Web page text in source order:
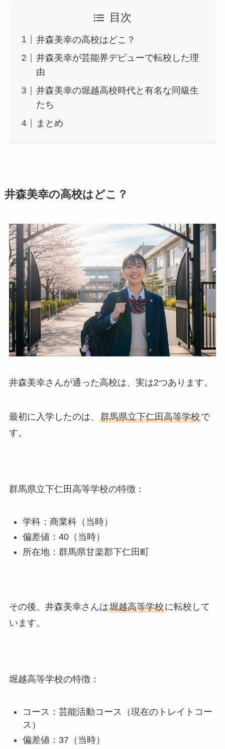
目次
井森美幸の高校はどこ？
井森美幸が芸能界デビューで転校した理
由
井森美幸の堀越高校時代と有名な同級生
たち
まとめ
井森美幸の高校はどこ？
井森美幸さんが通った高校は、実は2つあります。
最初に入学したのは、 群馬県立下仁田高等学校で
す。
群馬県立下仁田高等学校の特徴：
学科：商業科（当時）
偏差値：40（当時）
所在地：群馬県甘楽郡下仁田町
その後、井森美幸さんは堀越高等学校に転校して
います。
堀越高等学校の特徴：
コース：芸能活動コース（現在のトレイトコー
ス）
偏差値：37（当時）